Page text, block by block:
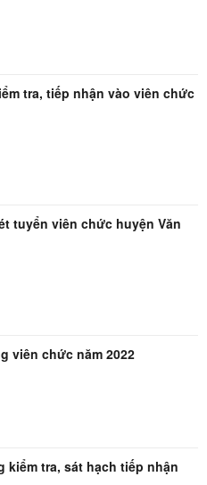
tra, tiếp nhận vào viên chức
tuyển viên chức huyện Văn
viên chức năm 2022
kiểm tra, sát hạch tiếp nhận